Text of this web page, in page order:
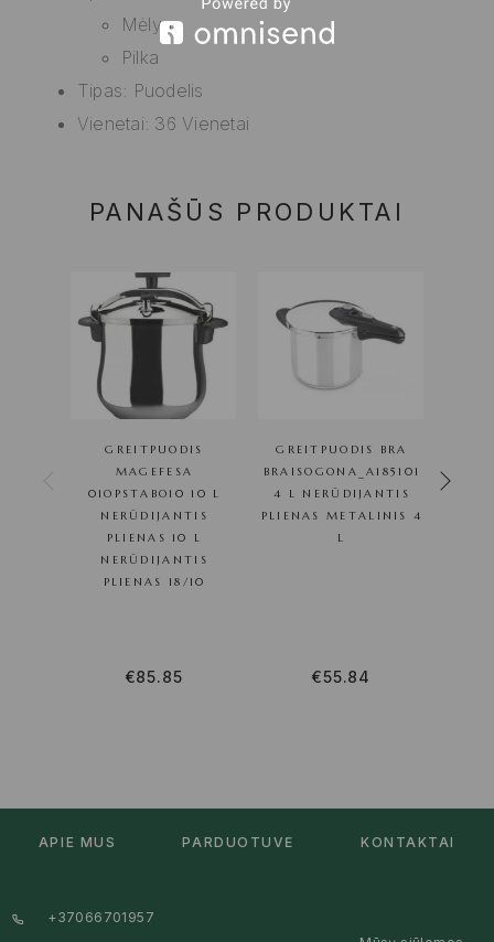
Mėlyna
Pilka
Tipas: Puodelis
Vienetai: 36 Vienetai
PANAŠŪS PRODUKTAI
GREITPUODIS
MAGEFESA
01OPSTABO10 10 L
NERŪDIJANTIS
PLIENAS 10 L
NERŪDIJANTIS
PLIENAS 18/10
€85.85
GREITPUODIS BRA
BRAISOGONA_A185101
4 L NERŪDIJANTIS
PLIENAS METALINIS 4
L
€55.84
APIE MUS PARDUOTUVĖ KONTAKTAI
+37066701957